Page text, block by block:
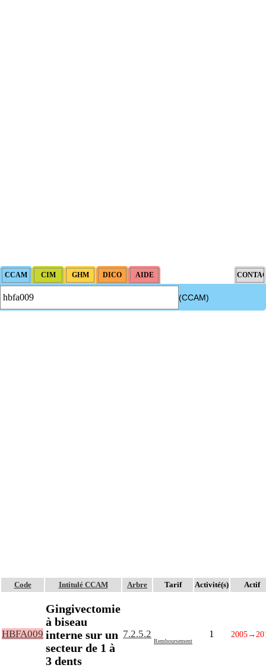
(CCAM)
Code Intitulé CCAM Arbre Tarif Activité(s) Actif
HBFA009
Gingivectomie
à biseau
interne sur un
secteur de 1 à
3 dents
7.2.5.2
Remboursement
1 2005→